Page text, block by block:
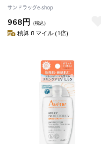
サンドラッグe-shop
968円 （税込）
積算 8 マイル (1倍)